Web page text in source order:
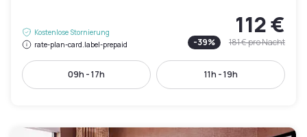
Kostenlose Stornierung
rate-plan-card.label-prepaid
112 €
-39% 181 €pro Nacht
09h - 17h 11h - 19h